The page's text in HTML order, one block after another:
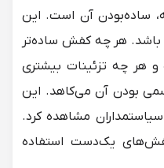
ساده‌بودن آن است. این
باشد. هر چه کفش ساده‌تر
هر چه تزئینات بیشتری
بودن آن می‌کاهد. این
مشاهده کرد.
یک‌دست استفاده